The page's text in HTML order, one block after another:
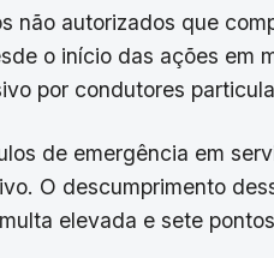
não autorizados que
o início das ações em
por condutores
de emergência em
O descumprimento
elevada e sete